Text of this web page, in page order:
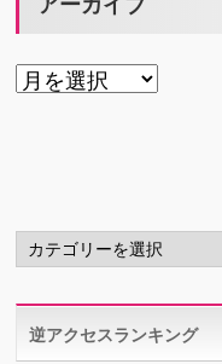
ア
カ
テ
リ
ー逆アクセスランキング